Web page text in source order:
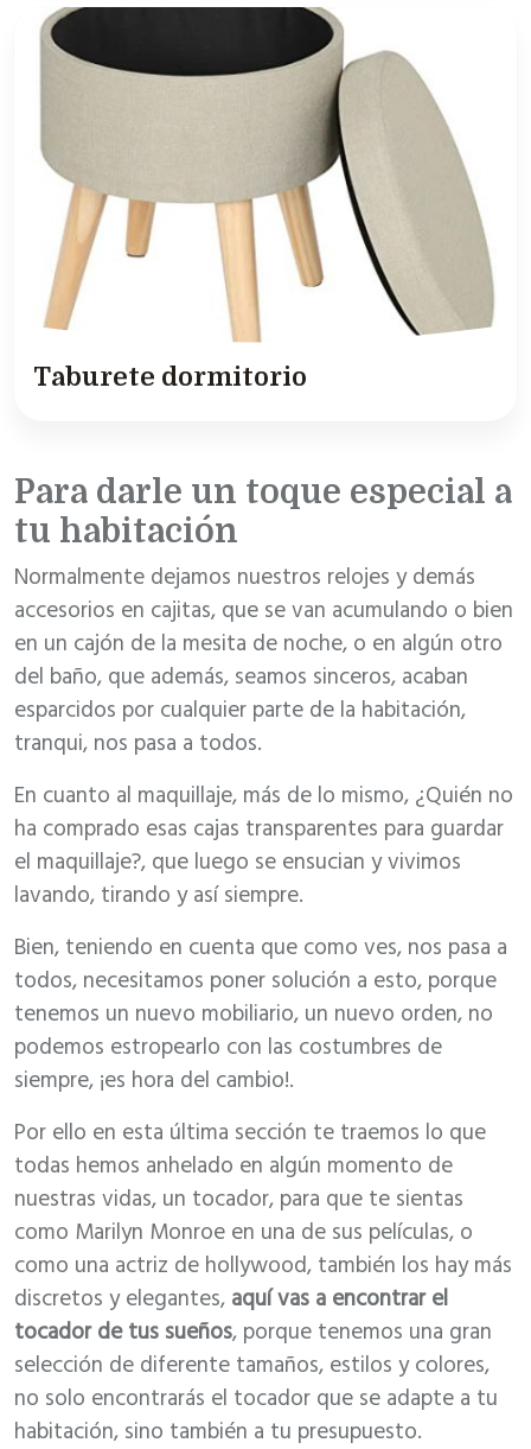
Taburete dormitorio
Para darle un toque especial a
tu habitación
Normalmente dejamos nuestros relojes y demás
accesorios en cajitas, que se van acumulando o bien
en un cajón de la mesita de noche, o en algún otro
del baño, que además, seamos sinceros, acaban
esparcidos por cualquier parte de la habitación,
tranqui, nos pasa a todos.
En cuanto al maquillaje, más de lo mismo, ¿Quién no
ha comprado esas cajas transparentes para guardar
el maquillaje?, que luego se ensucian y vivimos
lavando, tirando y así siempre.
Bien, teniendo en cuenta que como ves, nos pasa a
todos, necesitamos poner solución a esto, porque
tenemos un nuevo mobiliario, un nuevo orden, no
podemos estropearlo con las costumbres de
siempre, ¡es hora del cambio!.
Por ello en esta última sección te traemos lo que
todas hemos anhelado en algún momento de
nuestras vidas, un tocador, para que te sientas
como Marilyn Monroe en una de sus películas, o
como una actriz de hollywood, también los hay más
discretos y elegantes, aquí vas a encontrar el
tocador de tus sueños, porque tenemos una gran
selección de diferente tamaños, estilos y colores,
no solo encontrarás el tocador que se adapte a tu
habitación, sino también a tu presupuesto.